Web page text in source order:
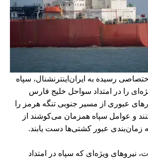
رسیده به ایران‌اینترنشنال، سپاه
را در امتداد سواحل خلیج فارس
عبوری از مسیر جنوبی تنگه هرمز را
و عوامل سپاه همزمان می‌کوشند از
زمان‌بندی عبور کشتی‌ها دست یابند.
نیروهای ویژه‌ای که سپاه در امتداد